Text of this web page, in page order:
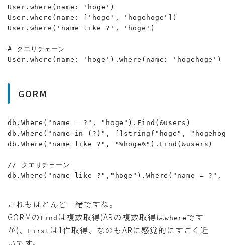
User.where(name: 'hoge')
User.where(name: ['hoge', 'hogehoge'])
User.where('name like ?', 'hoge')
# クエリチェーン
User.where(name: 'hoge').where(name: 'hogehoge')
GORM
db.Where("name = ?", "hoge").Find(&users)
db.Where("name in (?)", []string{"hoge",
db.Where("name like ?", "%hoge%").Find(&users)
// クエリチェーン
db.Where("name like ?","hoge").Where("name =
これもほとんど一緒ですね。
GORMの Find は複数取得(ARの複数取得はwhere です
が)、
First は1件取得、なのもARに感覚的にすごく近
いです。